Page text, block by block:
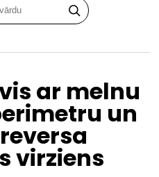
ar melnu
un
virziens